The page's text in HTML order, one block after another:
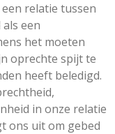
relatie tussen
een
het moeten
oprechte spijt te
heeft beledigd.
in onze relatie
ons uit om gebed